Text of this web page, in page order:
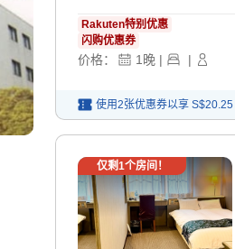
Rakuten特别优惠
闪购优惠券
价格： 1晚 | |
使用2张优惠券以享 S$20.25
仅剩1个房间！